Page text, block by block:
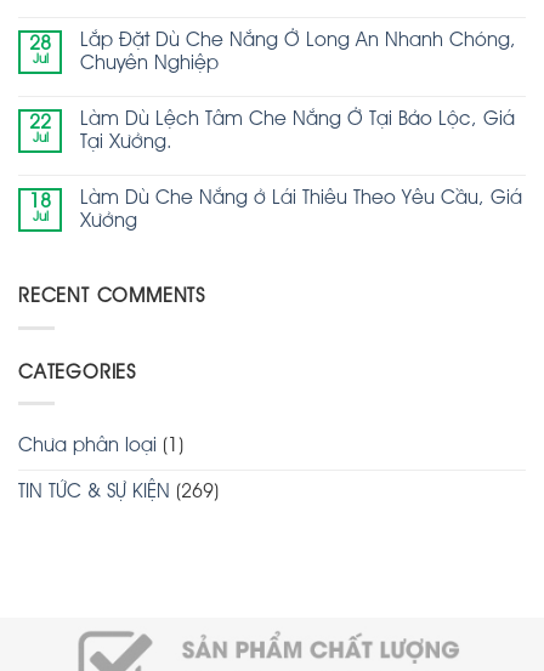
28
Jul
Lắp Đặt Dù Che Nắng Ở Long An Nhanh Chóng,
Chuyên Nghiệp
22
Jul
Làm Dù Lệch Tâm Che Nắng Ở Tại Bảo Lộc, Giá
Tại Xưởng.
18
Jul
Làm Dù Che Nắng ở Lái Thiêu Theo Yêu Cầu, Giá
Xưởng
RECENT COMMENTS
CATEGORIES
Chưa phân loại (1)
TIN TỨC & SỰ KIỆN (269)